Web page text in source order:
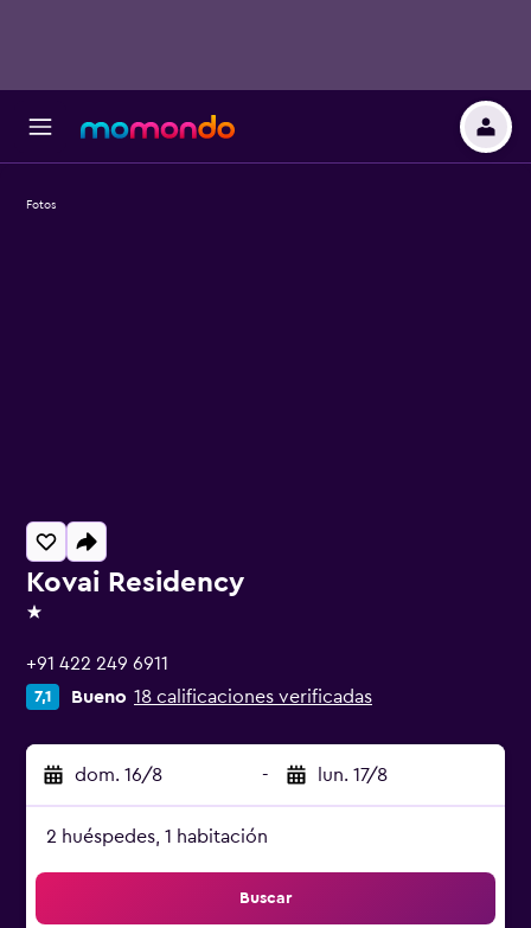
Kovai Residency
1 estrella
+91 422 249 6911
7,1 Bueno 18 calificaciones verificadas
dom. 16/8 - lun. 17/8
2 huéspedes, 1 habitación
Buscar
Fotos